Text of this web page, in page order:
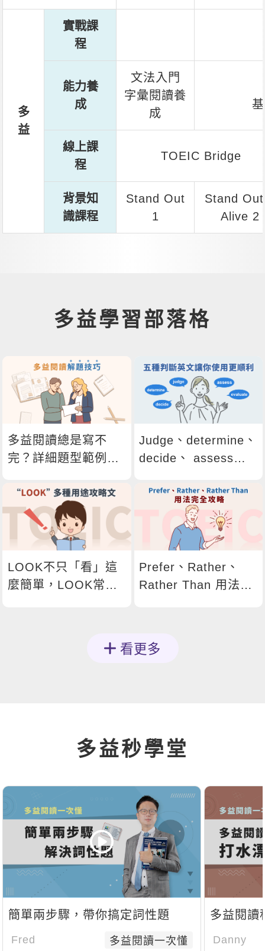
多
益
實戰課
程
能力養
成
文法入門
字彙閱讀養
成
線上課
程
TOEIC Bridge
背景知
識課程
Stand Out
1
Stand
Alive 2
多益學習部落格
多益閱讀總是寫不
完？詳細題型範例與
Judge、determine、
decide、 assess、
種【判斷英文】補給
LOOK不只「看」這
麼簡單，LOOK常見
Prefer、Rather、
Rather Than 用法完
看更多
多益秒學堂
簡單兩步驟，帶你搞定詞性題
Fred 多益閱讀一次懂
多益閱讀
Danny